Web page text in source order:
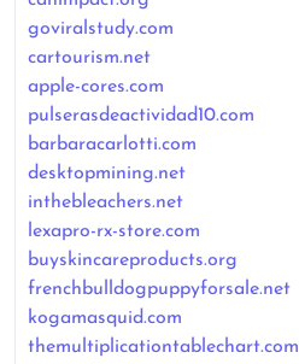
goviralstudy.com
cartourism.net
apple-cores.com
pulserasdeactividad10.com
barbaracarlotti.com
desktopmining.net
inthebleachers.net
lexapro-rx-store.com
buyskincareproducts.org
frenchbulldogpuppyforsale.net
kogamasquid.com
themultiplicationtablechart.com